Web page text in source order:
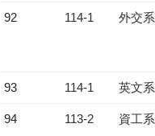
92 114-1 外交系
93 114-1 英文系
94 113-2 資工系